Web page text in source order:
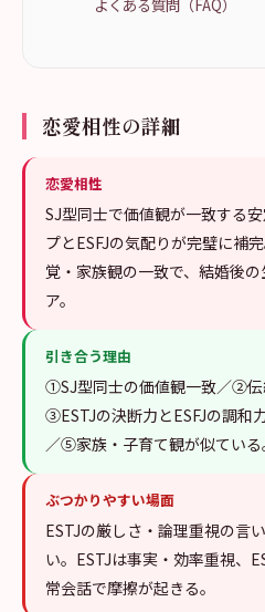
よくある質問（FAQ）
恋愛相性の詳細
恋愛相性
SJ型同士で価値観が一致する
プとESFJの気配りが完璧に補
覚・家族観の一致で、結婚後
ア。
引き合う理由
①SJ型同士の価値観一致／②
③ESTJの決断力とESFJの調和
／⑤家族・子育て観が似ている
ぶつかりやすい場面
ESTJの厳しさ・論理重視の言
い。ESTJは事実・効率重視、
常会話で摩擦が起きる。